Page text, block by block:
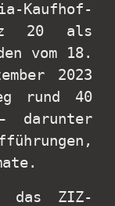
Kaufhof-
20 als
vom 18.
2023
rund 40
darunter
das ZIZ-